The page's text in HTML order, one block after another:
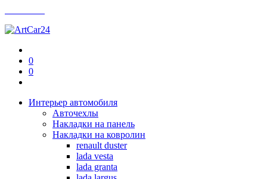
0
0
Интерьер автомобиля
Авточехлы
Накладки на панель
Накладки на ковролин
renault duster
lada vesta
lada granta